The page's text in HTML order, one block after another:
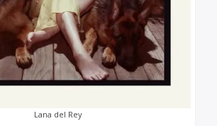
Lana del Rey